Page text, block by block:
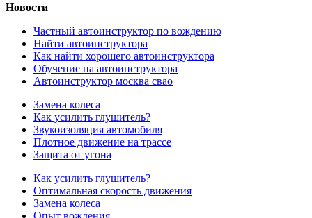
Новости
Частный автоинструктор по вождению
Найти автоинструктора
Как найти хорошего автоинструктора
Обучение на автоинструктора
Автоинструктор москва свао
Замена колеса
Как усилить глушитель?
Звукоизоляция автомобиля
Плотное движение на трассе
Защита от угона
Как усилить глушитель?
Оптимальная скорость движения
Замена колеса
Опыт вождения